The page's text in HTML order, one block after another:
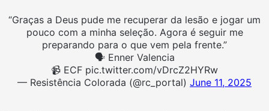
“Graças a Deus pude me recuperar da lesão e jogar um
pouco com a minha seleção. Agora é seguir me
preparando para o que vem pela frente.”
🗣️ Enner Valencia
📹 ECF pic.twitter.com/vDrcZ2HYRw
— Resistência Colorada (@rc_portal) June 11, 2025